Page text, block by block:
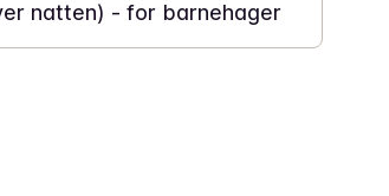
natten) - for barnehager